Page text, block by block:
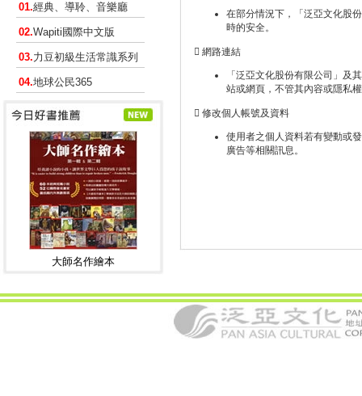
01.經典、導聆、音樂廳
02.Wapiti國際中文版
03.力豆初級生活常識系列
04.地球公民365
大師名作繪本
在部分情況下，「泛亞文化股
時的安全。
 網路連結
「泛亞文化股份有限公司」及
站或網頁，不管其內容或隱私
 修改個人帳號及資料
使用者之個人資料若有變動或
廣告等相關訊息。